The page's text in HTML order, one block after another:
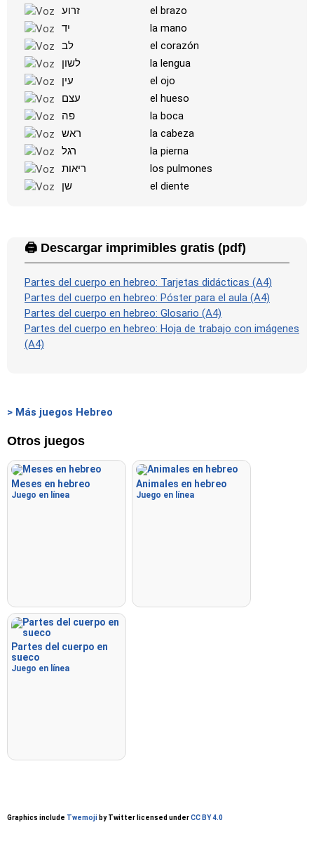
זרוע
el brazo
יד
la mano
לב
el corazón
לשון
la lengua
עין
el ojo
עצם
el hueso
פה
la boca
ראש
la cabeza
רגל
la pierna
ריאות
los pulmones
שן
el diente
🖨️ Descargar imprimibles gratis (pdf)
Partes del cuerpo en hebreo: Tarjetas didácticas (A4)
Partes del cuerpo en hebreo: Póster para el aula (A4)
Partes del cuerpo en hebreo: Glosario (A4)
Partes del cuerpo en hebreo: Hoja de trabajo con imágenes
(A4)
> Más juegos Hebreo
Otros juegos
Meses en hebreo
Juego en línea
Animales en hebreo
Juego en línea
Partes del cuerpo en
sueco
Juego en línea
Graphics include Twemoji by Twitter licensed underCC BY 4.0